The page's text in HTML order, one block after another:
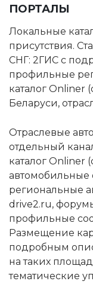
ПОРТАЛЫ
Локальные
присутствия.
СНГ: 2ГИС с
профильные
каталог Onliner
Беларуси,
Отраслевые
отдельный
каталог Onliner
автомобильные
региональные
drive2.ru,
профильные
Размещение
подробным
на таких
тематические